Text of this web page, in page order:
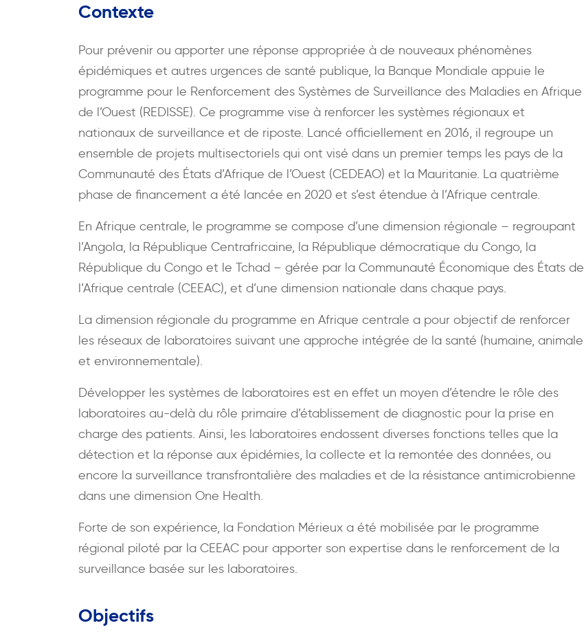
Contexte
Pour prévenir ou apporter une réponse appropriée à de nouveaux phénomènes
épidémiques et autres urgences de santé publique, la Banque Mondiale appuie le
programme pour le Renforcement des Systèmes de Surveillance des Maladies en Afrique
de l’Ouest (REDISSE). Ce programme vise à renforcer les systèmes régionaux et
nationaux de surveillance et de riposte. Lancé officiellement en 2016, il regroupe un
ensemble de projets multisectoriels qui ont visé dans un premier temps les pays de la
Communauté des États d’Afrique de l’Ouest (CEDEAO) et la Mauritanie. La quatrième
phase de financement a été lancée en 2020 et s’est étendue à l’Afrique centrale.
En Afrique centrale, le programme se compose d’une dimension régionale – regroupant
l’Angola, la République Centrafricaine, la République démocratique du Congo, la
République du Congo et le Tchad – gérée par la Communauté Économique des États de
l’Afrique centrale (CEEAC), et d’une dimension nationale dans chaque pays.
La dimension régionale du programme en Afrique centrale a pour objectif de renforcer
les réseaux de laboratoires suivant une approche intégrée de la santé (humaine, animale
et environnementale).
Développer les systèmes de laboratoires est en effet un moyen d’étendre le rôle des
laboratoires au-delà du rôle primaire d’établissement de diagnostic pour la prise en
charge des patients. Ainsi, les laboratoires endossent diverses fonctions telles que la
détection et la réponse aux épidémies, la collecte et la remontée des données, ou
encore la surveillance transfrontalière des maladies et de la résistance antimicrobienne
dans une dimension One Health.
Forte de son expérience, la Fondation Mérieux a été mobilisée par le programme
régional piloté par la CEEAC pour apporter son expertise dans le renforcement de la
surveillance basée sur les laboratoires.
Objectifs